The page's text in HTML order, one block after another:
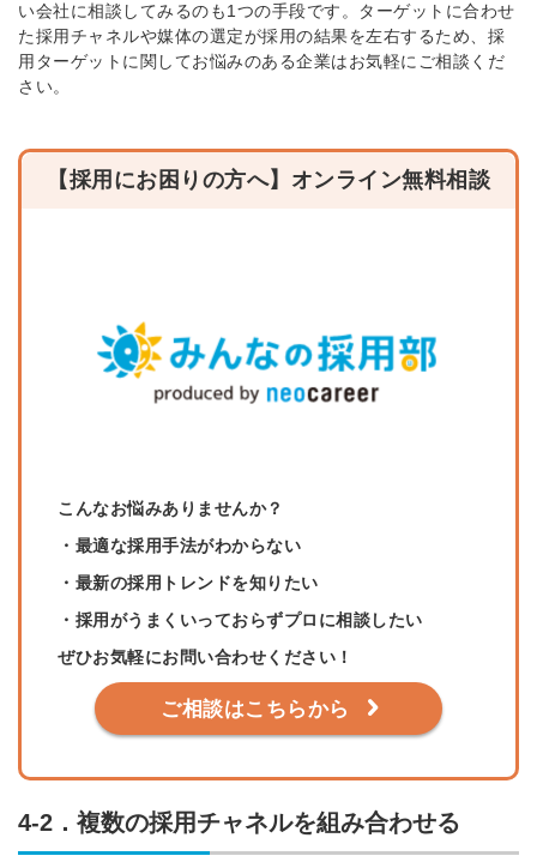
い会社に相談してみるのも1つの手段です。
ターゲットに合わせ
た採用チャネルや媒体の選定が採用の結果を左右するため、採
用ターゲットに関してお悩みのある企業はお気軽にご相談くだ
さい。
【採用にお困りの方へ】オンライン無料相談
こんなお悩みありませんか？
・最適な採用手法がわからない
・最新の採用トレンドを知りたい
・採用がうまくいっておらずプロに相談したい
ぜひお気軽にお問い合わせください！
ご相談はこちらから
4-2．複数の採用チャネルを組み合わせる